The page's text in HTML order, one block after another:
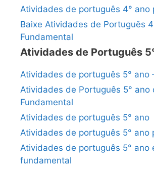
Atividades de português 4° ano
Baixe Atividades de Português
Fundamental
Atividades de Português
Atividades de português 5° ano
Atividades de Português 5° ano
Fundamental
Atividades de português 5° ano
Atividades de português 5° ano
Atividades de português 5° ano
fundamental